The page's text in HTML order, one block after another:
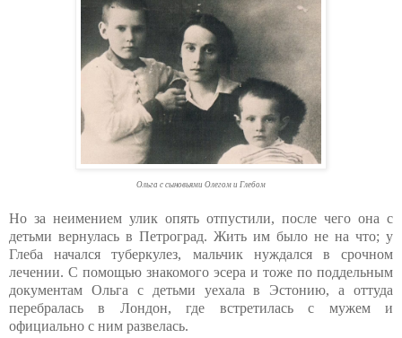
Ольга с сыновьями Олегом и Глебом
Но за неимением улик опять отпустили, после чего она с
детьми вернулась в Петроград. Жить им было не на что; у
Глеба начался туберкулез, мальчик нуждался в срочном
лечении. С помощью знакомого эсера и тоже по поддельным
документам Ольга с детьми уехала в Эстонию, а оттуда
перебралась в Лондон, где встретилась с мужем и
официально с ним развелась.